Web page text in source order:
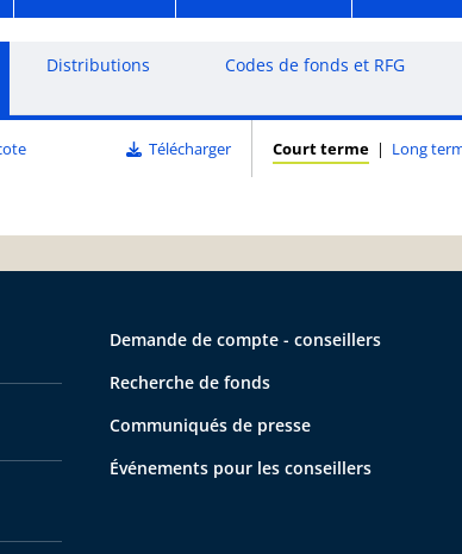
Distributions Codes de fonds et RFG
Télécharger Court terme | Long
Demande de compte - conseillers
Recherche de fonds
Communiqués de presse
Événements pour les conseillers